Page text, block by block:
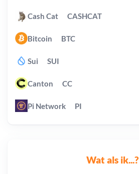
Wat als ik...?
Cash Cat CASHCAT
Bitcoin BTC
Sui SUI
Canton CC
Pi Network PI